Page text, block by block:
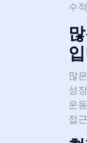
수
많
성
운
접